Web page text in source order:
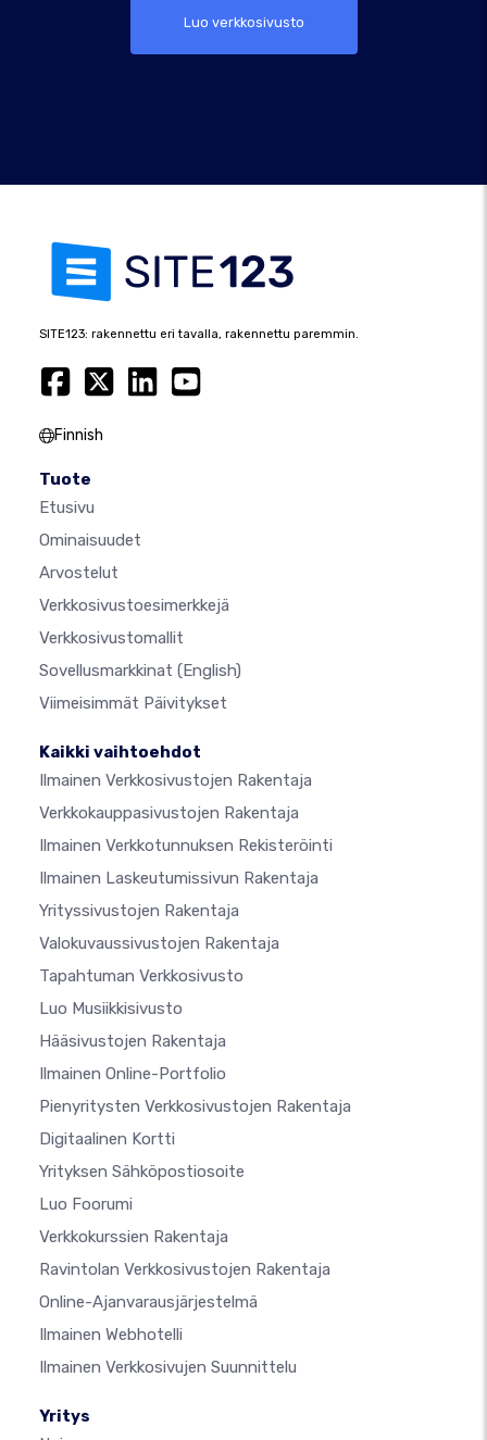
Luo verkkosivusto
SITE123: rakennettu eri tavalla, rakennettu paremmin.
Finnish
Tuote
Etusivu
Ominaisuudet
Arvostelut
Verkkosivustoesimerkkejä
Verkkosivustomallit
Sovellusmarkkinat (English)
Viimeisimmät Päivitykset
Kaikki vaihtoehdot
Ilmainen Verkkosivustojen Rakentaja
Verkkokauppasivustojen Rakentaja
Ilmainen Verkkotunnuksen Rekisteröinti
Ilmainen Laskeutumissivun Rakentaja
Yrityssivustojen Rakentaja
Valokuvaussivustojen Rakentaja
Tapahtuman Verkkosivusto
Luo Musiikkisivusto
Hääsivustojen Rakentaja
Ilmainen Online-Portfolio
Pienyritysten Verkkosivustojen Rakentaja
Digitaalinen Kortti
Yrityksen Sähköpostiosoite
Luo Foorumi
Verkkokurssien Rakentaja
Ravintolan Verkkosivustojen Rakentaja
Online-Ajanvarausjärjestelmä
Ilmainen Webhotelli
Ilmainen Verkkosivujen Suunnittelu
Yritys